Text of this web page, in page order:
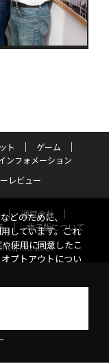
ト
ゲーム
ンフォメーション
レビュー
運営会社
電子版について
Inc. 2026
どのために、
しています。これ
使用に同意したこ
プトアウトについ